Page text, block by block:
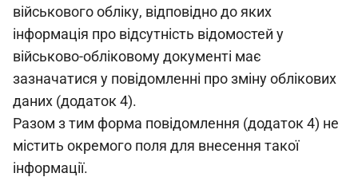
військового обліку, відповідно до яких
інформація про відсутність відомостей у
військово-обліковому документі має
зазначатися у повідомленні про зміну облікових
даних (додаток 4).
Разом з тим форма повідомлення (додаток 4) не
містить окремого поля для внесення такої
інформації.